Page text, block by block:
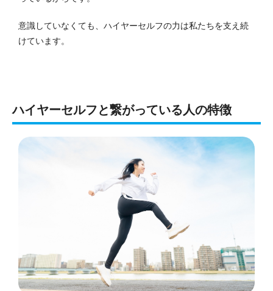
意識していなくても、ハイヤーセルフの力は私たちを支え続
けています。
ハイヤーセルフと繋がっている人の特徴